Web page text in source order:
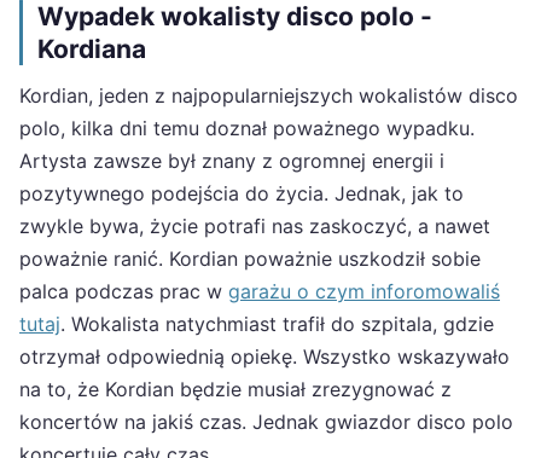
Wypadek wokalisty disco polo -
Kordiana
Kordian, jeden z najpopularniejszych wokalistów disco
polo, kilka dni temu doznał poważnego wypadku.
Artysta zawsze był znany z ogromnej energii i
pozytywnego podejścia do życia. Jednak, jak to
zwykle bywa, życie potrafi nas zaskoczyć, a nawet
poważnie ranić. Kordian poważnie uszkodził sobie
palca podczas prac w garażu o czym inforomowaliś
tutaj. Wokalista natychmiast trafił do szpitala, gdzie
otrzymał odpowiednią opiekę. Wszystko wskazywało
na to, że Kordian będzie musiał zrezygnować z
koncertów na jakiś czas. Jednak gwiazdor disco polo